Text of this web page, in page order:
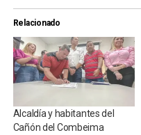
Relacionado
Alcaldía y habitantes del
Cañón del Combeima